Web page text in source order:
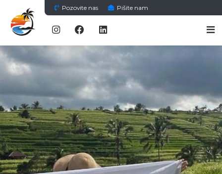
Pozovite nas Pišite nam